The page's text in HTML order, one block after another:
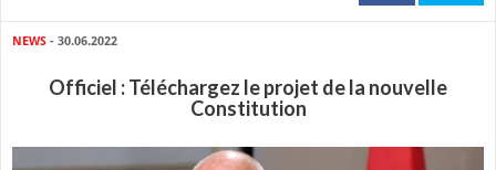
NEWS - 30.06.2022
Officiel : Téléchargez le projet de la nouvelle
Constitution